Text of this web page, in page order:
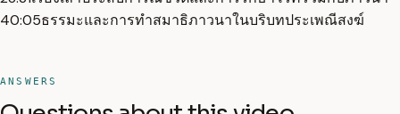
40:05ธรรมะและการทำสมาธิภาวนาในบริบทประเพณีสงฆ์
ANSWERS